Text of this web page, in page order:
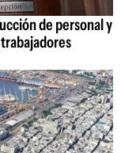
de personal y